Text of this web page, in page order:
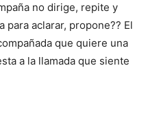
no dirige, repite y
aclarar, propone?? El
que quiere una
a la llamada que siente